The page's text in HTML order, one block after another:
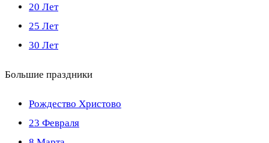
20 Лет
25 Лет
30 Лет
Большие праздники
Рождество Христово
23 Февраля